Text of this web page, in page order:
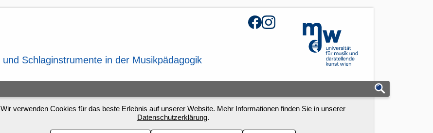
mdw - Homepage
Facebook
Instagram
Wir verwenden Cookies für das beste Erlebnis auf unserer Website. Mehr Informationen finden Sie in unserer
Datenschutzerklärung.